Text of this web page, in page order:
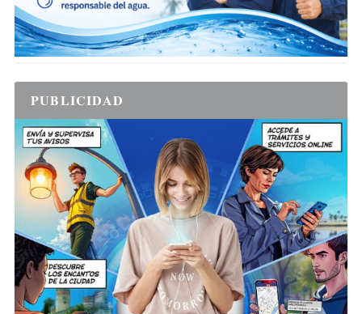
PUBLICIDAD